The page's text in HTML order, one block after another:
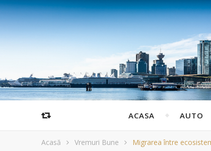
ACASA AUTO
Acasă Vremuri Bune Migrarea între